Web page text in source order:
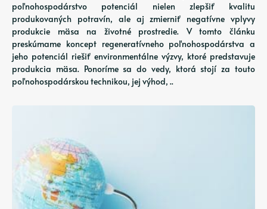
poľnohospodárstvo potenciál nielen zlepšiť kvalitu
produkovaných potravín, ale aj zmierniť negatívne vplyvy
produkcie mäsa na životné prostredie. V tomto článku
preskúmame koncept regeneratívneho poľnohospodárstva a
jeho potenciál riešiť environmentálne výzvy, ktoré predstavuje
produkcia mäsa. Ponoríme sa do vedy, ktorá stojí za touto
poľnohospodárskou technikou, jej výhod, ..